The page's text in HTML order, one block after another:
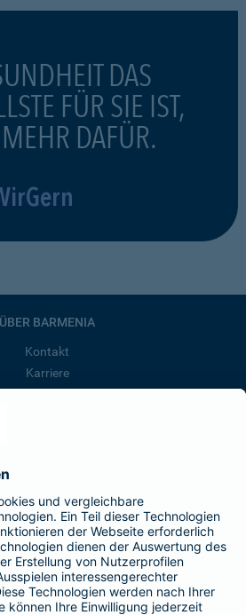
DAS
FÜR SIE IST,
DAFÜR.
ÜBER BARMENIA
Kontakt
Karriere
Teil der BarmeniaGothaer
BELIEBTE SEITEN
Zusatzversicherung